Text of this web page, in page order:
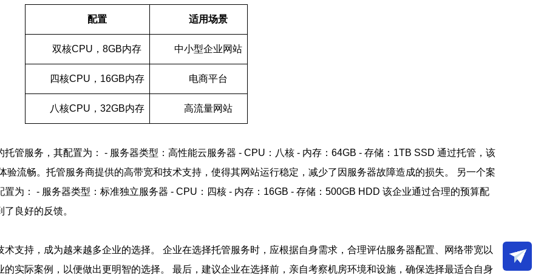
配置 适用场景
双核CPU，8GB内存 中小型企业网站
四核CPU，16GB内存 电商平台
八核CPU，32GB内存 高流量网站
管服务，其配置为： - 服务器类型：高性能云服务器 - CPU：八核 - 内存：64GB - 存储：1TB SSD 通过托管，该
流畅。托管服务商提供的高带宽和技术支持，使得其网站运行稳定，减少了因服务器故障造成的损失。 另一个案
为： - 服务器类型：标准独立服务器 - CPU：四核 - 内存：16GB - 存储：500GB HDD 该企业通过合理的预算配
良好的反馈。
支持，成为越来越多企业的选择。 企业在选择托管服务时，应根据自身需求，合理评估服务器配置、网络带宽以
实际案例，以便做出更明智的选择。 最后，建议企业在选择前，亲自考察机房环境和设施，确保选择最适合自身